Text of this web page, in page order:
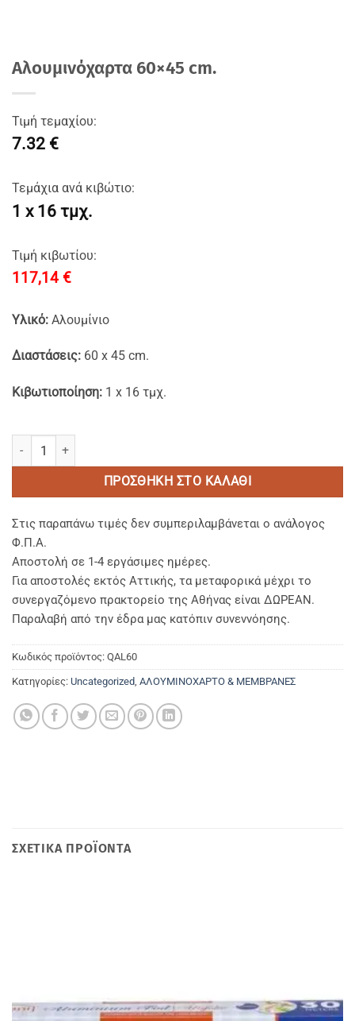
Αλουμινόχαρτα 60×45 cm.
Τιμή τεμαχίου:
7.32 €
Τεμάχια ανά κιβώτιο:
1 x 16 τμχ.
Τιμή κιβωτίου:
117,14 €
Yλικό: Aλουμίνιο
Διαστάσεις: 60 x 45 cm.
Kιβωτιοποίηση: 1 x 16 τμχ.
Αλουμινόχαρτα 60x45 cm. ποσότητα
ΠΡΟΣΘΉΚΗ ΣΤΟ ΚΑΛΆΘΙ
Στις παραπάνω τιμές δεν συμπεριλαμβάνεται ο ανάλογος
Φ.Π.Α.
Αποστολή σε 1-4 εργάσιμες ημέρες.
Για αποστολές εκτός Αττικής, τα μεταφορικά μέχρι το
συνεργαζόμενο πρακτορείο της Αθήνας είναι ΔΩΡΕΑΝ.
Παραλαβή από την έδρα μας κατόπιν συνεννόησης.
Κωδικός προϊόντος: QAL60
Κατηγορίες: Uncategorized ΑΛΟΥΜΙΝΟΧΑΡΤΟ & ΜΕΜΒΡΑΝΕΣ
ΣΧΕΤΙΚΆ ΠΡΟΪΌΝΤΑ